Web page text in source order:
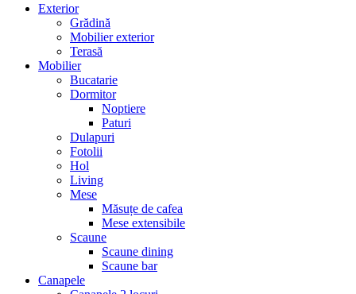
Exterior
Grădină
Mobilier exterior
Terasă
Mobilier
Bucatarie
Dormitor
Noptiere
Paturi
Dulapuri
Fotolii
Hol
Living
Mese
Măsuțe de cafea
Mese extensibile
Scaune
Scaune dining
Scaune bar
Canapele